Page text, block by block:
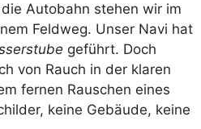
Autobahn stehen wir im
Feldweg. Unser Navi hat
geführt. Doch
von Rauch in der klaren
fernen Rauschen eines
keine Gebäude, keine